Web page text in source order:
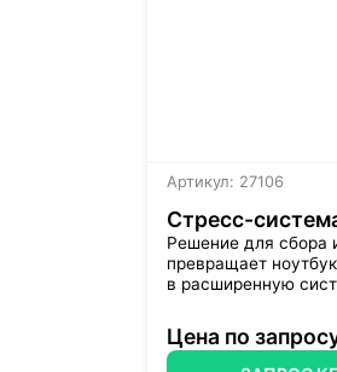
Артикул: 27106
Стресс-
Решение для сбора
превращает
в расширенную
Цена по